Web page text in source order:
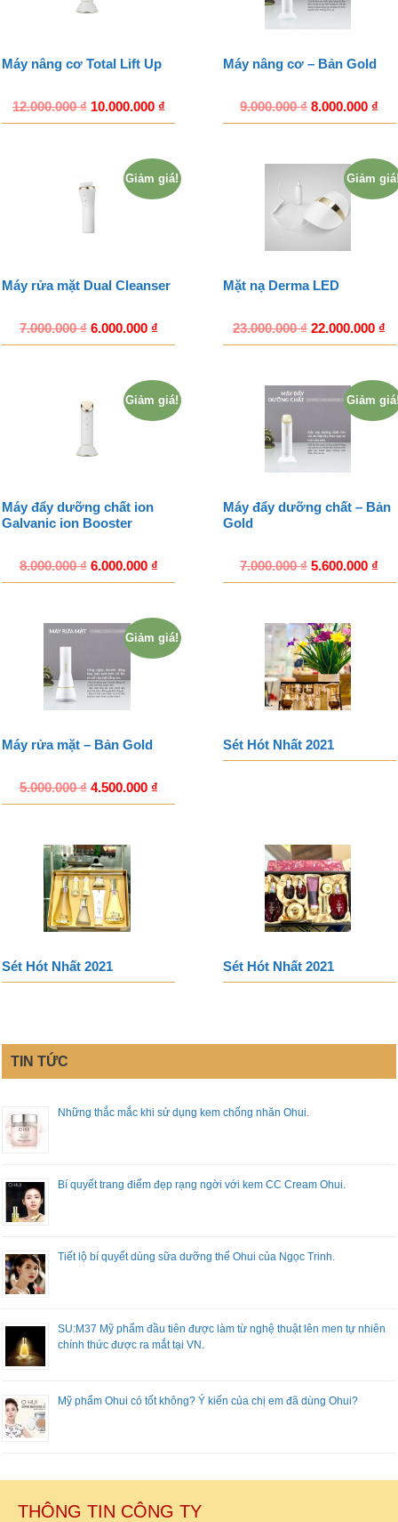
Máy nâng cơ Total Lift Up
12.000.000₫ 10.000.000 ₫
Máy nâng cơ – Bản Gold
9.000.000₫ 8.000.000 ₫
Giảm giá!
Máy rửa mặt Dual Cleanser
7.000.000₫ 6.000.000 ₫
Giảm
Mặt nạ Derma LED
23.000.000₫ 22.000.000 ₫
Giảm giá!
Máy đẩy dưỡng chất ion
Galvanic ion Booster
8.000.000₫ 6.000.000 ₫
Giảm
Máy đẩy dưỡng chất – Bản
Gold
7.000.000₫ 5.600.000 ₫
Giảm giá!
Máy rửa mặt – Bản Gold
5.000.000₫ 4.500.000 ₫
Sét Hót Nhất 2021
Sét Hót Nhất 2021 Sét Hót Nhất 2021
TIN TỨC
Những thắc mắc khi sử dụng kem chống nhăn Ohui.
Bí quyết trang điểm đẹp rạng ngời với kem CC Cream Ohui.
Tiết lộ bí quyết dùng sữa dưỡng thể Ohui của Ngọc Trinh.
SU:M37 Mỹ phẩm đầu tiên được làm từ nghệ thuật lên men tự nhiên
chính thức được ra mắt tại VN.
Mỹ phẩm Ohui có tốt không? Ý kiến của chị em đã dùng Ohui?
THÔNG TIN CÔNG TY